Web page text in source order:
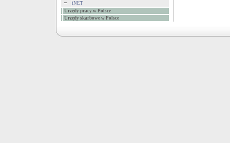
iNET
Urzędy pracy w Polsce
Urzędy skarbowe w Polsce